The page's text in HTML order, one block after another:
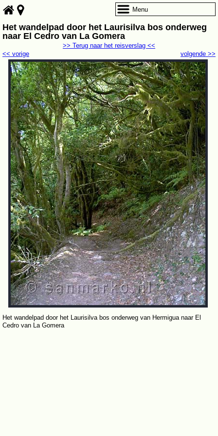
Het wandelpad door het Laurisilva bos onderweg
naar El Cedro van La Gomera
volgende >>
<< vorige
>> Terug naar het reisverslag <<
Het wandelpad door het Laurisilva bos onderweg van Hermigua naar El
Cedro van La Gomera
Menu